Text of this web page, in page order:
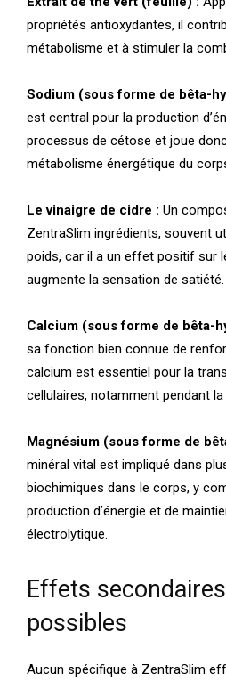
propriétés antioxydantes, il
métabolisme et à stimuler la
Sodium (sous forme de bêta-
est central pour la production
processus de cétose et joue
métabolisme énergétique du
Le vinaigre de cidre : Un
ZentraSlim ingrédients, souvent
poids, car il a un effet positif sur
augmente la sensation de satiété.
Calcium (sous forme de bêta-
sa fonction bien connue de
calcium est essentiel pour la
cellulaires, notamment pendant
Magnésium (sous forme de
minéral vital est impliqué dans
biochimiques dans le corps, y
production d’énergie et de
électrolytique.
Effets
possibles
Aucun spécifique à ZentraSlim